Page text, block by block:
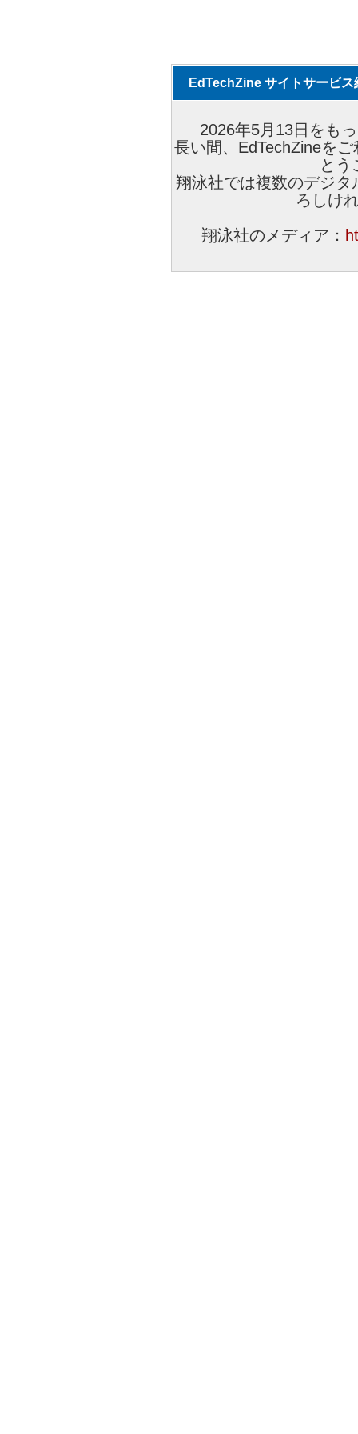
EdTechZine サイトサービス
2026年5月13日をも
長い間、EdTechZineを
とう
翔泳社では複数のデジ
ろしけ
翔泳社のメディア：